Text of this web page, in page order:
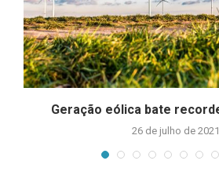
Geração eólica bate
26 de julho de 2021